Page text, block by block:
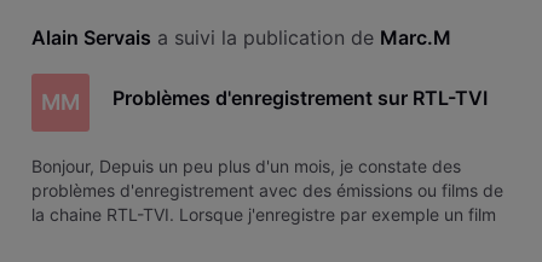
Alain Servais a suivi la publication de Marc.M
MM Problèmes d'enregistrement sur RTL-TVI
Bonjour, Depuis un peu plus d'un mois, je constate des
problèmes d'enregistrement avec des émissions ou films de
la chaine RTL-TVI. Lorsque j'enregistre par exemple un film